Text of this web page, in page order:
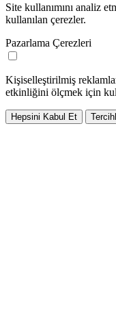
Site kullanımını analiz
kullanılan çerezler.
Pazarlama Çerezleri
Kişiselleştirilmiş
etkinliğini ölçmek için
Hepsini Kabul Et